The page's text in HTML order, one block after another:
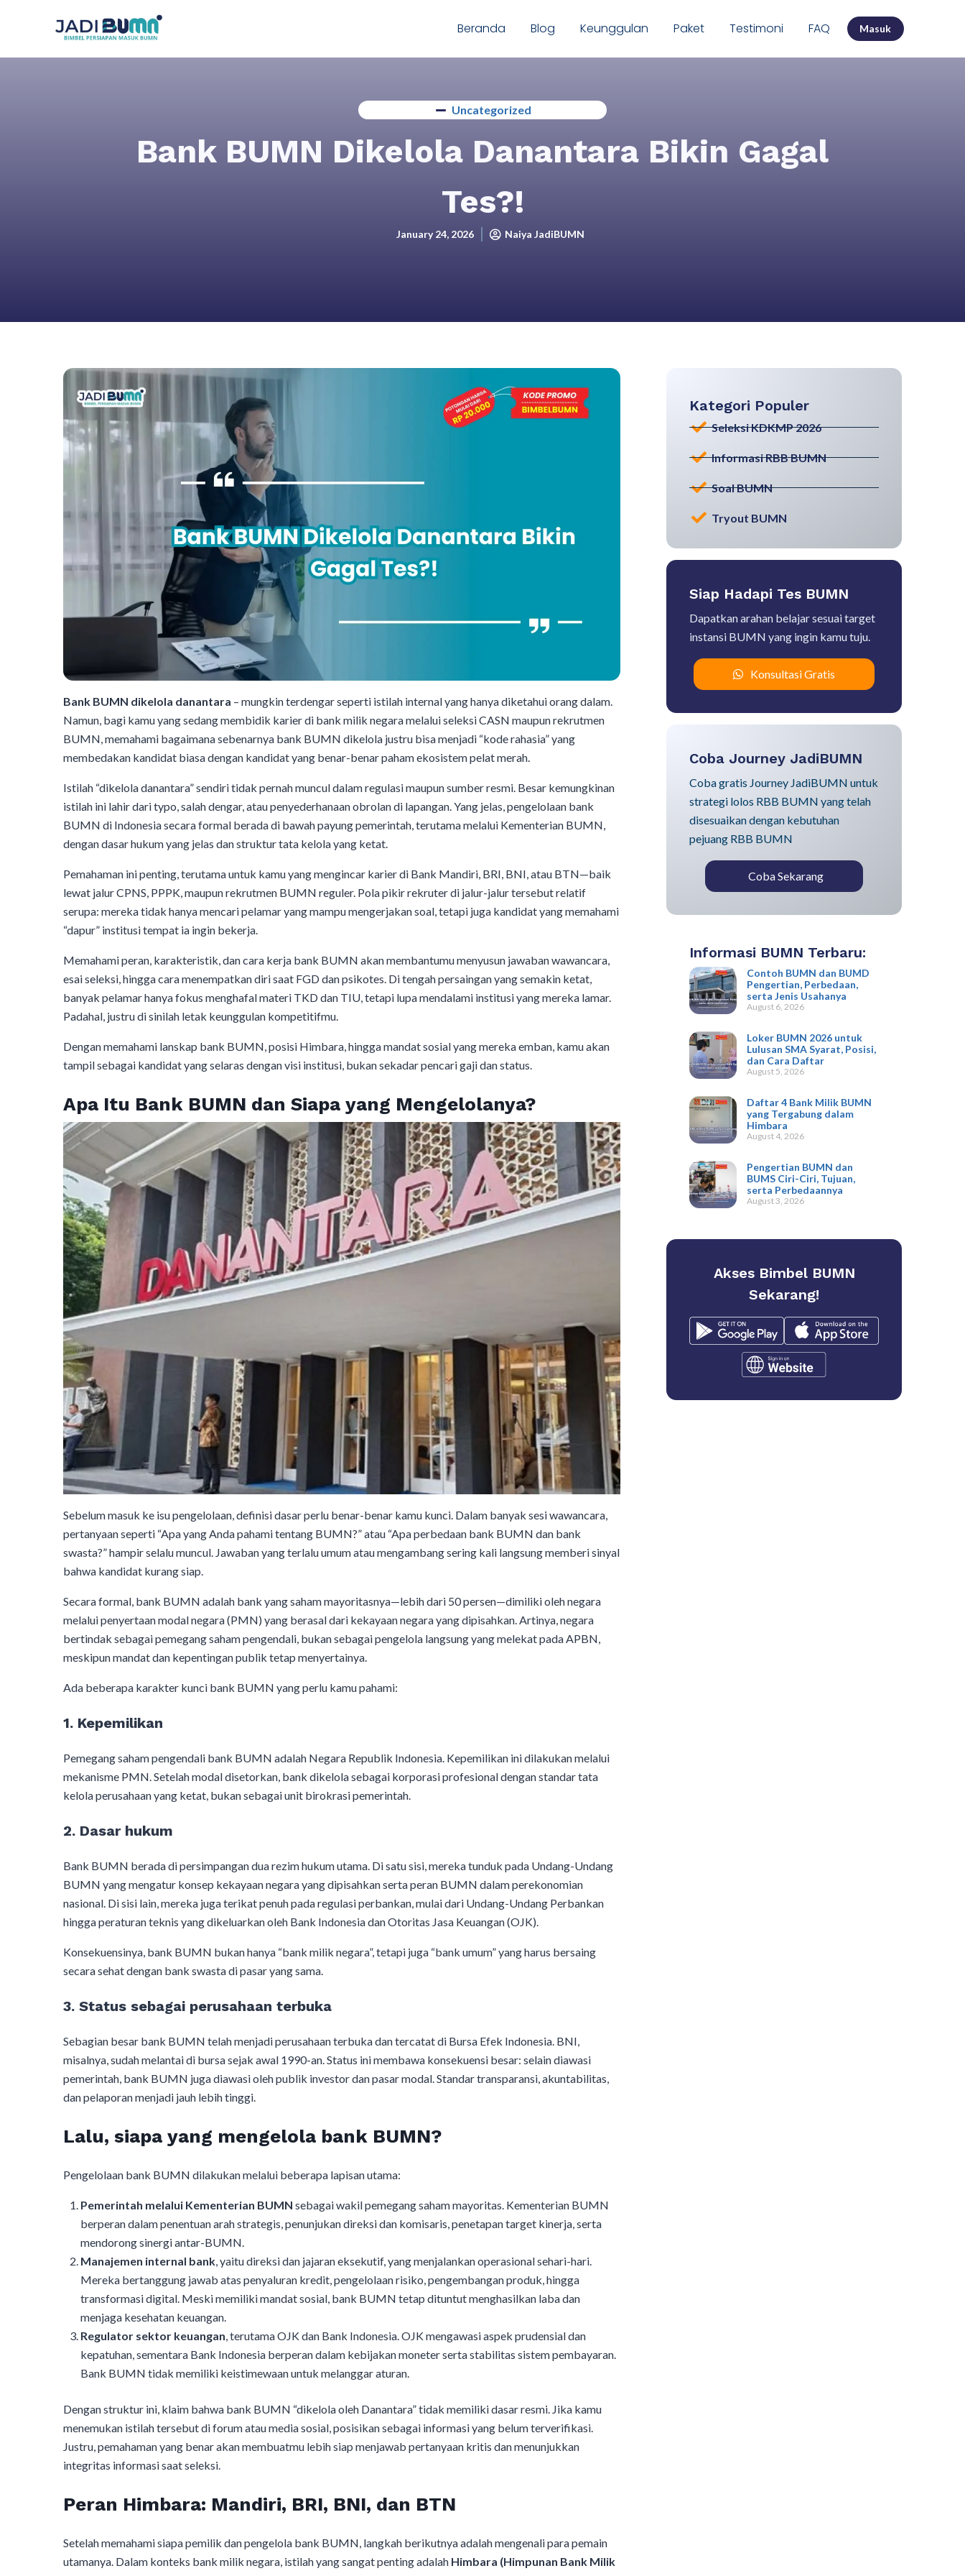
Beranda Blog Keunggulan Paket Testimoni FAQ Masuk
Uncategorized
Bank BUMN Dikelola Danantara Bikin Gagal
Tes?!
January 24, 2026 Naiya JadiBUMN
Bank BUMN dikelola danantara – mungkin terdengar seperti istilah internal yang hanya diketahui orang dalam.
Namun, bagi kamu yang sedang membidik karier di bank milik negara melalui seleksi CASN maupun rekrutmen
BUMN, memahami bagaimana sebenarnya bank BUMN dikelola justru bisa menjadi “kode rahasia” yang
membedakan kandidat biasa dengan kandidat yang benar-benar paham ekosistem pelat merah.
Istilah “dikelola danantara” sendiri tidak pernah muncul dalam regulasi maupun sumber resmi. Besar kemungkinan
istilah ini lahir dari typo, salah dengar, atau penyederhanaan obrolan di lapangan. Yang jelas, pengelolaan bank
BUMN di Indonesia secara formal berada di bawah payung pemerintah, terutama melalui Kementerian BUMN,
dengan dasar hukum yang jelas dan struktur tata kelola yang ketat.
Pemahaman ini penting, terutama untuk kamu yang mengincar karier di Bank Mandiri, BRI, BNI, atau BTN—baik
lewat jalur CPNS, PPPK, maupun rekrutmen BUMN reguler. Pola pikir rekruter di jalur-jalur tersebut relatif
serupa: mereka tidak hanya mencari pelamar yang mampu mengerjakan soal, tetapi juga kandidat yang memahami
“dapur” institusi tempat ia ingin bekerja.
Memahami peran, karakteristik, dan cara kerja bank BUMN akan membantumu menyusun jawaban wawancara,
esai seleksi, hingga cara menempatkan diri saat FGD dan psikotes. Di tengah persaingan yang semakin ketat,
banyak pelamar hanya fokus menghafal materi TKD dan TIU, tetapi lupa mendalami institusi yang mereka lamar.
Padahal, justru di sinilah letak keunggulan kompetitifmu.
Dengan memahami lanskap bank BUMN, posisi Himbara, hingga mandat sosial yang mereka emban, kamu akan
tampil sebagai kandidat yang selaras dengan visi institusi, bukan sekadar pencari gaji dan status.
Apa Itu Bank BUMN dan Siapa yang Mengelolanya?
Sebelum masuk ke isu pengelolaan, definisi dasar perlu benar-benar kamu kunci. Dalam banyak sesi wawancara,
pertanyaan seperti “Apa yang Anda pahami tentang BUMN?” atau “Apa perbedaan bank BUMN dan bank
swasta?” hampir selalu muncul. Jawaban yang terlalu umum atau mengambang sering kali langsung memberi sinyal
bahwa kandidat kurang siap.
Secara formal, bank BUMN adalah bank yang saham mayoritasnya—lebih dari 50 persen—dimiliki oleh negara
melalui penyertaan modal negara (PMN) yang berasal dari kekayaan negara yang dipisahkan. Artinya, negara
bertindak sebagai pemegang saham pengendali, bukan sebagai pengelola langsung yang melekat pada APBN,
meskipun mandat dan kepentingan publik tetap menyertainya.
Ada beberapa karakter kunci bank BUMN yang perlu kamu pahami:
1. Kepemilikan
Pemegang saham pengendali bank BUMN adalah Negara Republik Indonesia. Kepemilikan ini dilakukan melalui
mekanisme PMN. Setelah modal disetorkan, bank dikelola sebagai korporasi profesional dengan standar tata
kelola perusahaan yang ketat, bukan sebagai unit birokrasi pemerintah.
2. Dasar hukum
Bank BUMN berada di persimpangan dua rezim hukum utama. Di satu sisi, mereka tunduk pada Undang-Undang
BUMN yang mengatur konsep kekayaan negara yang dipisahkan serta peran BUMN dalam perekonomian
nasional. Di sisi lain, mereka juga terikat penuh pada regulasi perbankan, mulai dari Undang-Undang Perbankan
hingga peraturan teknis yang dikeluarkan oleh Bank Indonesia dan Otoritas Jasa Keuangan (OJK).
Konsekuensinya, bank BUMN bukan hanya “bank milik negara”, tetapi juga “bank umum” yang harus bersaing
secara sehat dengan bank swasta di pasar yang sama.
3. Status sebagai perusahaan terbuka
Sebagian besar bank BUMN telah menjadi perusahaan terbuka dan tercatat di Bursa Efek Indonesia. BNI,
misalnya, sudah melantai di bursa sejak awal 1990-an. Status ini membawa konsekuensi besar: selain diawasi
pemerintah, bank BUMN juga diawasi oleh publik investor dan pasar modal. Standar transparansi, akuntabilitas,
dan pelaporan menjadi jauh lebih tinggi.
Lalu, siapa yang mengelola bank BUMN?
Pengelolaan bank BUMN dilakukan melalui beberapa lapisan utama:
Pemerintah melalui Kementerian BUMN sebagai wakil pemegang saham mayoritas. Kementerian BUMN
berperan dalam penentuan arah strategis, penunjukan direksi dan komisaris, penetapan target kinerja, serta
mendorong sinergi antar-BUMN.
Manajemen internal bank, yaitu direksi dan jajaran eksekutif, yang menjalankan operasional sehari-hari.
Mereka bertanggung jawab atas penyaluran kredit, pengelolaan risiko, pengembangan produk, hingga
transformasi digital. Meski memiliki mandat sosial, bank BUMN tetap dituntut menghasilkan laba dan
menjaga kesehatan keuangan.
Regulator sektor keuangan, terutama OJK dan Bank Indonesia. OJK mengawasi aspek prudensial dan
kepatuhan, sementara Bank Indonesia berperan dalam kebijakan moneter serta stabilitas sistem pembayaran.
Bank BUMN tidak memiliki keistimewaan untuk melanggar aturan.
Dengan struktur ini, klaim bahwa bank BUMN “dikelola oleh Danantara” tidak memiliki dasar resmi. Jika kamu
menemukan istilah tersebut di forum atau media sosial, posisikan sebagai informasi yang belum terverifikasi.
Justru, pemahaman yang benar akan membuatmu lebih siap menjawab pertanyaan kritis dan menunjukkan
integritas informasi saat seleksi.
Peran Himbara: Mandiri, BRI, BNI, dan BTN
Setelah memahami siapa pemilik dan pengelola bank BUMN, langkah berikutnya adalah mengenali para pemain
utamanya. Dalam konteks bank milik negara, istilah yang sangat penting adalah Himbara (Himpunan Bank Milik
Kategori Populer
Seleksi KDKMP 2026
Informasi RBB BUMN
Soal BUMN
Tryout BUMN
Siap Hadapi Tes BUMN
Dapatkan arahan belajar sesuai target
instansi BUMN yang ingin kamu tuju.
Konsultasi Gratis
Coba Journey JadiBUMN
Coba gratis Journey JadiBUMN untuk
strategi lolos RBB BUMN yang telah
disesuaikan dengan kebutuhan
pejuang RBB BUMN
Coba Sekarang
Informasi BUMN Terbaru:
Contoh BUMN dan BUMD
Pengertian, Perbedaan,
serta Jenis Usahanya
August 6, 2026
Loker BUMN 2026 untuk
Lulusan SMA Syarat, Posisi,
dan Cara Daftar
August 5, 2026
Daftar 4 Bank Milik BUMN
yang Tergabung dalam
Himbara
August 4, 2026
Pengertian BUMN dan
BUMS Ciri-Ciri, Tujuan,
serta Perbedaannya
August 3, 2026
Akses Bimbel BUMN
Sekarang!